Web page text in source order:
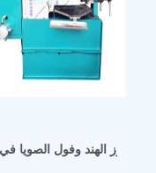
طرد زيت بذور الجوز الأوتوماتيكية
جوز الهند وفول الصويا